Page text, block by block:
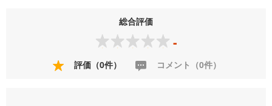
総合評価
-
評価（0件） コメント（0件）